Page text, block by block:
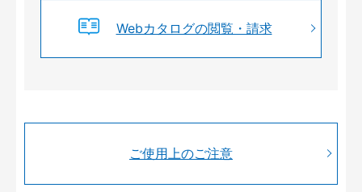
Webカタログの閲覧・請求
ご使用上のご注意